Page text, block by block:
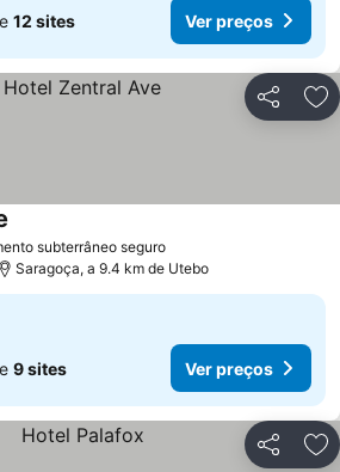
12 sites Ver preços
Partilhar
subterrâneo seguro
Saragoça, a 9.4 km de Utebo
9 sites Ver preços
Partilhar